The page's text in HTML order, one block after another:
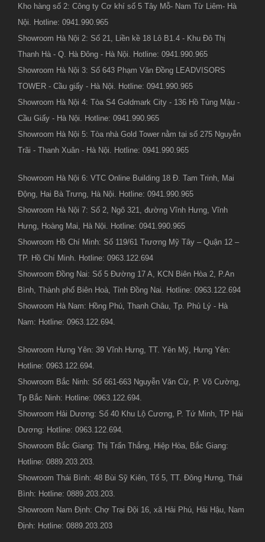
Kho hàng số 2: Công ty Cơ khí số 5 Tây Mỗ- Nam Từ Liêm- Hà
Nội. Hotline: 0941.990.965
Showroom Hà Nội 2: Số 21, Liền kề 18 Lô B1.4 - Khu Đô Thị
Thanh Hà - Q. Hà Đông - Hà Nội. Hotline: 0941.990.965
Showroom Hà Nội 3: Số 643 Phạm Văn Đồng LEADVISORS
TOWER - Cầu giấy - Hà Nội. Hotline: 0941.990.965
Showroom Hà Nội 4: Tòa S4 Goldmark City - 136 Hồ Tùng Mậu -
Cầu Giấy - Hà Nội. Hotline: 0941.990.965
Showroom Hà Nội 5: Tòa nhà Gold Tower nằm tại số 275 Nguyễn
Trãi - Thanh Xuân - Hà Nội. Hotline: 0941.990.965
Showroom Hà Nội 6: VTC Online Building 18 Đ. Tam Trinh, Mai
Động, Hai Bà Trưng, Hà Nội. Hotline: 0941.990.965
Showroom Hà Nội 7: Số 2, Ngõ 321, đường Vĩnh Hưng, Vĩnh
Hưng, Hoàng Mai, Hà Nội. Hotline: 0941.990.965
Showroom Hồ Chí Minh: Số 119/61 Trương Mỹ Tây – Quận 12 –
TP. Hồ Chí Minh. Hotline: 0963.122.694
Showroom Đồng Nai: Số 5 Đường 17 A, KCN Biên Hòa 2, P.An
Bình, Thành phố Biên Hoà, Tỉnh Đồng Nai. Hotline: 0963.122.694
Showroom Hà Nam: Hồng Phú, Thanh Châu, Tp. Phủ Lý - Hà
Nam: Hotline: 0963.122.694.
Showroom Hưng Yên: 39 Vĩnh Hưng, TT. Yên Mỹ, Hưng Yên:
Hotline: 0963.122.694.
Showroom Bắc Ninh: Số 661-663 Nguyễn Văn Cừ, P. Võ Cường,
Tp Bắc Ninh: Hotline: 0963.122.694.
Showroom Hải Dương: Số 40 Khu Lộ Cương, P. Tứ Minh, TP Hải
Dương: Hotline: 0963.122.694.
Showroom Bắc Giang: Thị Trấn Thắng, Hiệp Hòa, Bắc Giang:
Hotline: 0889.203.203.
Showroom Thái Bình: 48 Bùi Sỹ Kiên, Tổ 5, TT. Đông Hưng, Thái
Bình: Hotline: 0889.203.203.
Showroom Nam Định: Chợ Trại Đội 16, xã Hải Phú, Hải Hậu, Nam
Định: Hotline: 0889.203.203